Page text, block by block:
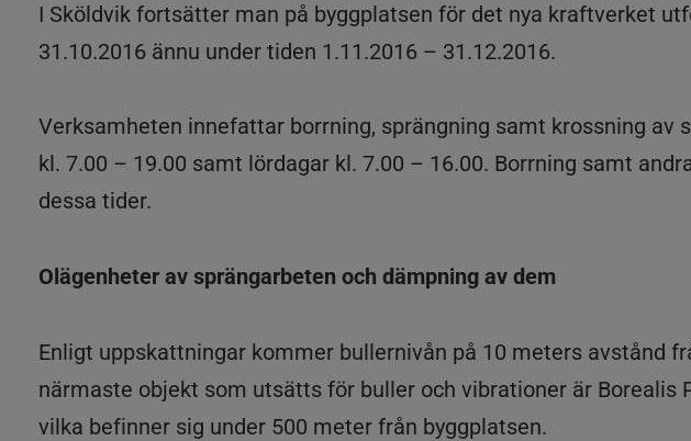
I Sköldvik fortsätter man på byggplatsen för det nya kraftverket
31.10.2016 ännu under tiden 1.11.2016 – 31.12.2016.
Verksamheten innefattar borrning, sprängning samt krossning av
kl. 7.00 – 19.00 samt lördagar kl. 7.00 – 16.00. Borrning samt
dessa tider.
Olägenheter av sprängarbeten och dämpning av dem
Enligt uppskattningar kommer bullernivån på 10 meters avstånd
närmaste objekt som utsätts för buller och vibrationer är Borealis
vilka befinner sig under 500 meter från byggplatsen.